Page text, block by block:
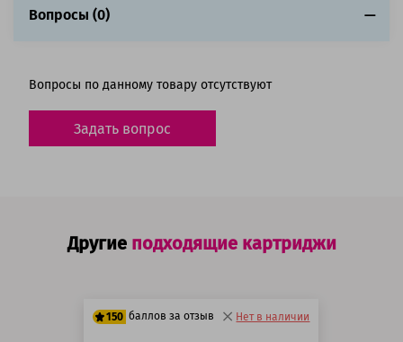
Вопросы (0)
Вопросы по данному товару отсутствуют
Задать вопрос
Другие подходящие картриджи
150 баллов за отзыв Нет в наличии